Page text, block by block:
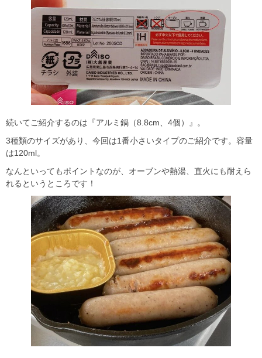
続いてご紹介するのは『アルミ鍋（8.8cm、4個）』。
3種類のサイズがあり、今回は1番小さいタイプのご紹介です。容量
は120ml。
なんといってもポイントなのが、オーブンや熱湯、直火にも耐えら
れるというところです！